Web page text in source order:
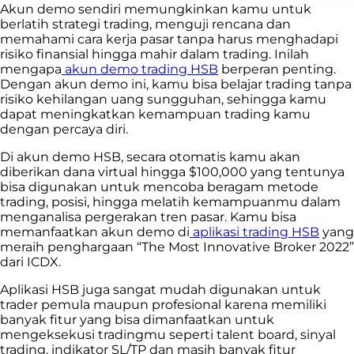
Akun demo sendiri memungkinkan kamu untuk
berlatih strategi trading, menguji rencana dan
memahami cara kerja pasar tanpa harus menghadapi
risiko finansial hingga mahir dalam trading. Inilah
mengapa akun demo trading HSB berperan penting.
Dengan akun demo ini, kamu bisa belajar trading tanpa
risiko kehilangan uang sungguhan, sehingga kamu
dapat meningkatkan kemampuan trading kamu
dengan percaya diri.
Di akun demo HSB, secara otomatis kamu akan
diberikan dana virtual hingga $100,000 yang tentunya
bisa digunakan untuk mencoba beragam metode
trading, posisi, hingga melatih kemampuanmu dalam
menganalisa pergerakan tren pasar. Kamu bisa
memanfaatkan akun demo di aplikasi trading HSB yang
meraih penghargaan “The Most Innovative Broker 2022”
dari ICDX.
Aplikasi HSB juga sangat mudah digunakan untuk
trader pemula maupun profesional karena memiliki
banyak fitur yang bisa dimanfaatkan untuk
mengeksekusi tradingmu seperti talent board, sinyal
trading, indikator SL/TP dan masih banyak fitur